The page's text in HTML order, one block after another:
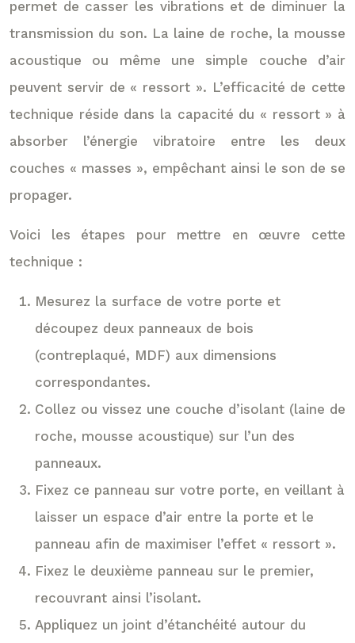
permet de casser les vibrations et de diminuer la
transmission du son. La laine de roche, la mousse
acoustique ou même une simple couche d’air
peuvent servir de « ressort ». L’efficacité de cette
technique réside dans la capacité du « ressort » à
absorber l’énergie vibratoire entre les deux
couches « masses », empêchant ainsi le son de se
propager.
Voici les étapes pour mettre en œuvre cette
technique :
Mesurez la surface de votre porte et
découpez deux panneaux de bois
(contreplaqué, MDF) aux dimensions
correspondantes.
Collez ou vissez une couche d’isolant (laine de
roche, mousse acoustique) sur l’un des
panneaux.
Fixez ce panneau sur votre porte, en veillant à
laisser un espace d’air entre la porte et le
panneau afin de maximiser l’effet « ressort ».
Fixez le deuxième panneau sur le premier,
recouvrant ainsi l’isolant.
Appliquez un joint d’étanchéité autour du